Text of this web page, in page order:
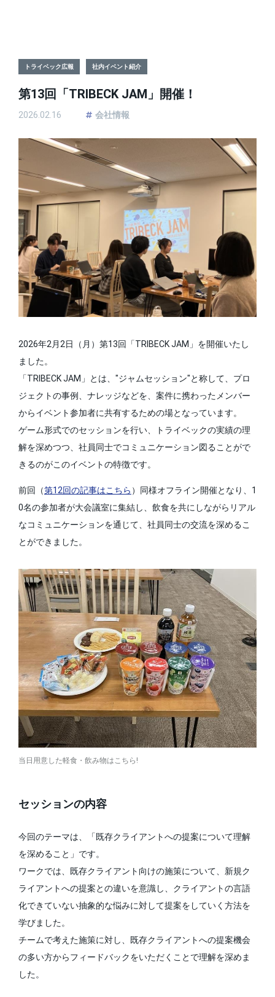
第13回「TRIBECK JAM」開催！
トライベック広報 社内イベント紹介
2026.02.16 会社情報
2026年2月2日（月）第13回「TRIBECK JAM」を開催いたし
ました。
「TRIBECK JAM」とは、"ジャムセッション"と称して、プロ
ジェクトの事例、ナレッジなどを、案件に携わったメンバー
からイベント参加者に共有するための場となっています。
ゲーム形式でのセッションを行い、トライベックの実績の理
解を深めつつ、社員同士でコミュニケーション図ることがで
きるのがこのイベントの特徴です。
前回（第12回の記事はこちら ）同様オフライン開催となり、1
0名の参加者が大会議室に集結し、飲食を共にしながらリアル
なコミュニケーションを通じて、社員同士の交流を深めるこ
とができました。
当日用意した軽食・飲み物はこちら!
セッションの内容
今回のテーマは、「既存クライアントへの提案について理解
を深めること」です。
ワークでは、既存クライアント向けの施策について、新規ク
ライアントへの提案との違いを意識し、クライアントの言語
化できていない抽象的な悩みに対して提案をしていく方法を
学びました。
チームで考えた施策に対し、既存クライアントへの提案機会
の多い方からフィードバックをいただくことで理解を深めま
した。